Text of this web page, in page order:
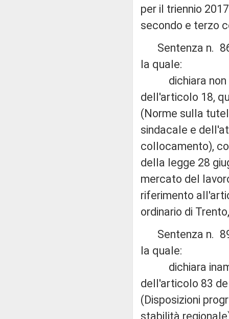
per il triennio
secondo e terzo
Sentenza n. 86
la quale:
dichiara non
dell'articolo 18,
(Norme sulla
sindacale e
collocamento),
della legge 28
mercato del
riferimento
ordinario di
Sentenza n. 89
la quale:
dichiara
dell'articolo 83
(Disposizioni
stabilità